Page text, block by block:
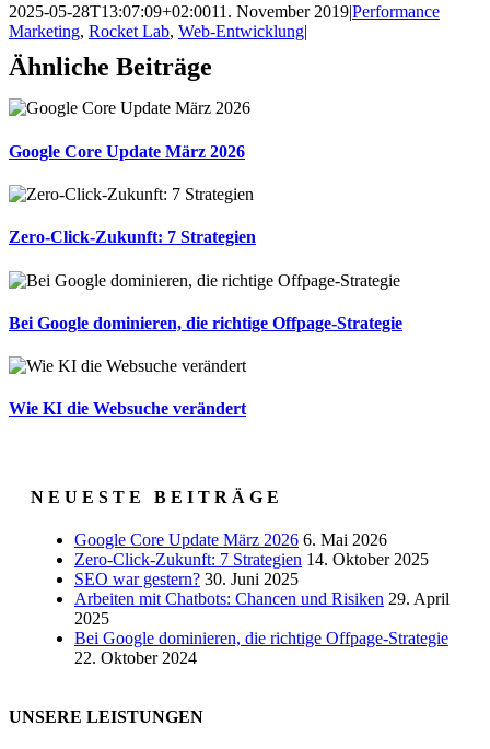
2025-05-28T13:07:09+02:0011. November 2019|Performance
Marketing, Rocket Lab, Web-Entwicklung|
Ähnliche Beiträge
Google Core Update März 2026
Zero-Click-Zukunft: 7 Strategien
Bei Google dominieren, die richtige Offpage-Strategie
Wie KI die Websuche verändert
N E U E S T E B E I T R Ä G E
Google Core Update März 2026 6. Mai 2026
Zero-Click-Zukunft: 7 Strategien 14. Oktober 2025
SEO war gestern? 30. Juni 2025
Arbeiten mit Chatbots: Chancen und Risiken 29. April
2025
Bei Google dominieren, die richtige Offpage-Strategie
22. Oktober 2024
UNSERE LEISTUNGEN